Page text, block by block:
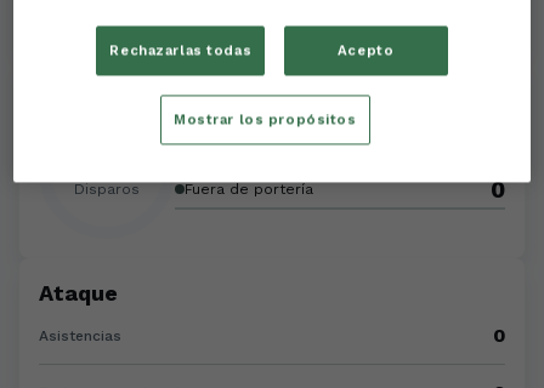
Disparos
A portería
Fuera de portería 0
Ataque
Asistencias 0
Rechazarlas todas Acepto
Mostrar los propósitos